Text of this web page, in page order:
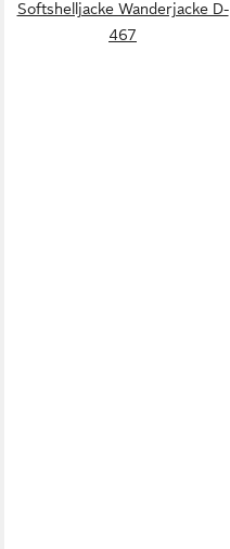
Softshelljacke Wanderjacke D-
467